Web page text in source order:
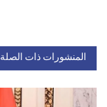
المنشورات ذات الصلة